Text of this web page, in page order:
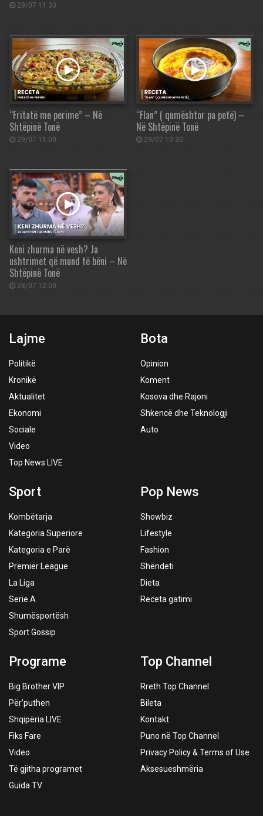
29/07 11:30
“Fritatë me perime” – Në
Shtëpinë Tonë
29/07 11:00
“Flan” ( qumështor pa petë) –
Në Shtëpinë Tonë
29/07 10:30
Keni zhurma në vesh? Ja
ushtrimet që mund të bëni – Në
Shtëpinë Tonë
28/07 12:00
Lajme
Politikë
Kronikë
Aktualitet
Ekonomi
Sociale
Video
Top News LIVE
Bota
Opinion
Koment
Kosova dhe Rajoni
Shkencë dhe Teknologji
Auto
Sport
Kombëtarja
Kategoria Superiore
Kategoria e Parë
Premier League
La Liga
Serie A
Shumësportësh
Sport Gossip
Pop News
Showbiz
Lifestyle
Fashion
Shëndeti
Dieta
Receta gatimi
Programe
Big Brother VIP
Për’puthen
Shqipëria LIVE
Fiks Fare
Video
Të gjitha programet
Guida TV
Top Channel
Rreth Top Channel
Bileta
Kontakt
Puno në Top Channel
Privacy Policy & Terms of Use
Aksesueshmëria